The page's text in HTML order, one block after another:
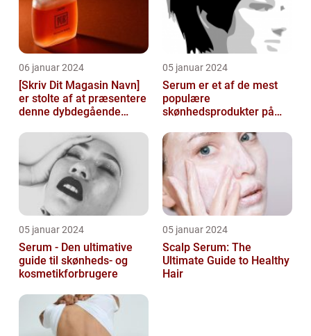
06 januar 2024
[Skriv Dit Magasin Navn]
er stolte af at præsentere
denne dybdegående
05 januar 2024
Serum er et af de mest
populære
skønhedsprodukter på
ansigt er en vigtig de...
05 januar 2024
Serum - Den ultimative
guide til skønheds- og
kosmetikforbrugere
05 januar 2024
Scalp Serum: The
Ultimate Guide to Healthy
Hair